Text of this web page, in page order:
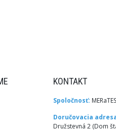
KONTAKT
Spoločnosť:
Doručovacia
Družstevná 2 (Dom